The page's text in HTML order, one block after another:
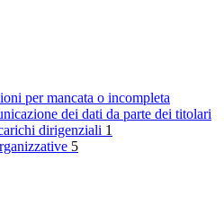
per mancata o incompleta
dei dati da parte dei titolari
dirigenziali 1
5